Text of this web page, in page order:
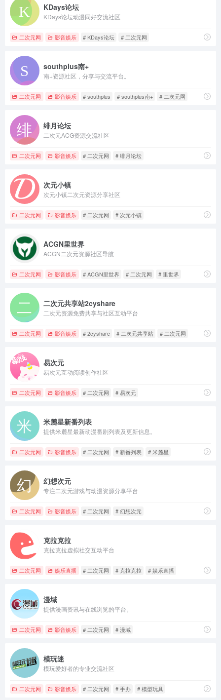
KDays论坛
KDays论坛动漫同好交流社区
二次元网 影音娱乐 # KDays论坛 # 二次元网
southplus南+
南+资源社区，分享与交流平台。
二次元网 影音娱乐 # southplus # southplus南+ # 二次元网
绯月论坛
二次元ACG资源交流社区
二次元网 影音娱乐 # 二次元网 # 绯月论坛
次元小镇
次元小镇二次元资源分享社区
二次元网 影音娱乐 # 二次元网 # 次元小镇
ACGN里世界
ACGN二次元资源社区导航
二次元网 影音娱乐 # ACGN里世界 # 二次元网 # 里世界
二次元共享站2cyshare
二次元资源免费共享与社区互动平台
二次元网 影音娱乐 # 2cyshare # 二次元共享站 # 二次元网
易次元
易次元互动阅读创作社区
二次元网 影音娱乐 # 二次元网 # 易次元
米麓星新番列表
提供米麓星最新动漫番剧列表及更新信息。
二次元网 影音娱乐 # 二次元网 # 新番列表 # 米麓星
幻想次元
专注二次元游戏与动漫资源分享平台
二次元网 影音娱乐 # 二次元网 # 幻想次元
克拉克拉
克拉克拉虚拟社交互动平台
二次元网 娱乐直播 # 二次元网 # 克拉克拉 # 娱乐直播
漫域
提供漫画资讯与在线浏览的平台。
二次元网 影音娱乐 # 二次元网 # 漫域
模玩迷
模玩爱好者的专业交流社区
二次元网 影音娱乐 # 二次元网 # 手办 # 模型玩具